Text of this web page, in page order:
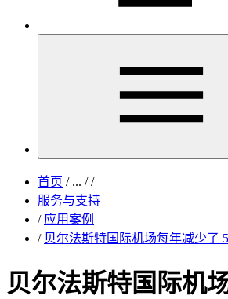
首页 /... / /
服务与支持
/ 应用案例
/ 贝尔法斯特国际机场每年减少了
贝尔法斯特国际机